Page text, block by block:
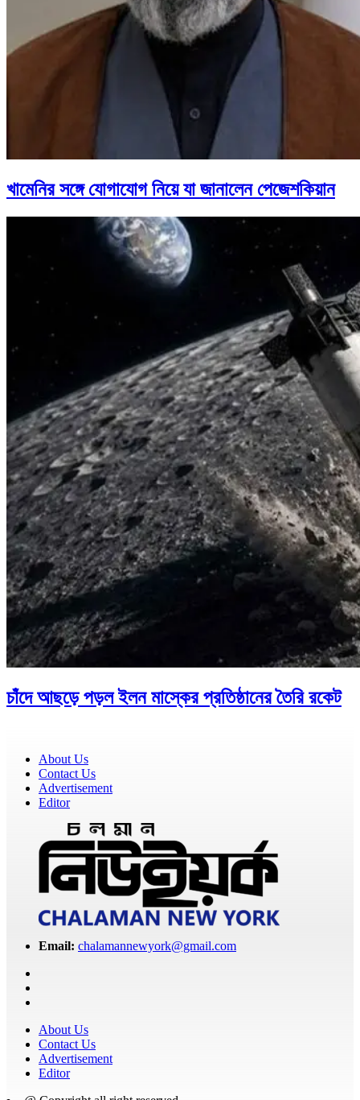
খামেনির সঙ্গে যোগাযোগ নিয়ে যা জানালেন পেজেশকিয়ান
চাঁদে আছড়ে পড়ল ইলন মাস্কের প্রতিষ্ঠানের তৈরি রকেট
About Us
Contact Us
Advertisement
Editor
Email: chalamannewyork@gmail.com
About Us
Contact Us
Advertisement
Editor